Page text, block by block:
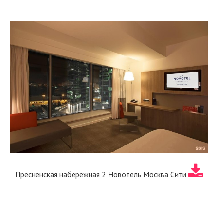
Пресненская набережная 2 Новотель Москва Сити